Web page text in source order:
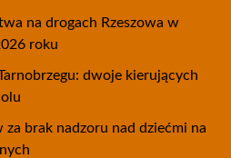
na drogach Rzeszowa w
roku
dwoje kierujących
brak nadzoru nad dziećmi na